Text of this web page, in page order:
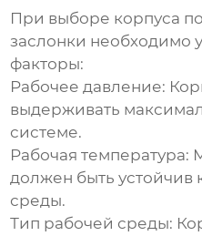
При выборе корпуса
заслонки необходимо
факторы:
Рабочее давление:
выдерживать
системе.
Рабочая температура:
должен быть устойчив
среды.
Тип рабочей среды: